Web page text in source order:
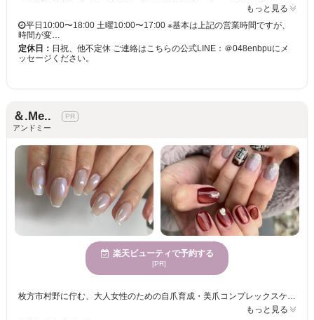
もっと見る
平日10:00〜18:00 土曜10:00〜17:00 ※基本は上記の営業時間ですが、
時間が変…
定休日： 日祝、他不定休 ご連絡はこちらの公式LINE：＠048enbpuにメ
ッセージください。
＆.Me..
アンドミー
楽天ビューティで予約する
[PR]
枚方市村野に佇む、大人女性のための自爪育成・美爪コンプレックスケア専門サロン【＆.Me...（アンドミー）】です。 「ネイルサロンは爪が綺麗な人が行く場所」と思っていませんか？当店はお爪に自信がある方ではなく、「自分の爪が嫌いだけど、本当は綺麗になりたい」と願うあなたのためのサロンです。 骨格や皮膚構造に基づいた丁寧な甘皮ウォーターケア、自爪を削らない優しい施術、そしてライフスタイルに合わせた無理のないホームケア指導のトリプルアプローチで、爪のピンクの部分を健康的で美しい縦長爪へと育てていきます。 看護師さんや保育士さんなど、お仕事柄ネイルができない方でも周囲にバレずにこっそり育てられる「自爪風の艶消し仕上げ」や、ジェルを使わないケアのみの育成プランもご用意しております。 他のお客様と顔を合わせることのない完全予約制の贅沢なプライベート空間で、経験豊富なネイリストがマンツーマンであなたのお悩みに寄り添います。爪を隠して過ごす毎日はもう終わり。指先から自信と笑顔を手に入れませんか？まずはお気軽にご相談ください。
もっと見る